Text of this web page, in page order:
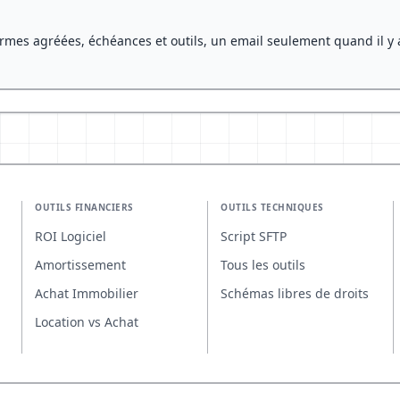
agréées, échéances et outils, un email seulement quand il y
OUTILS FINANCIERS
ROI Logiciel
Amortissement
Achat Immobilier
Location vs Achat
OUTILS TECHNIQUES
Script SFTP
Tous les outils
Schémas libres de droits